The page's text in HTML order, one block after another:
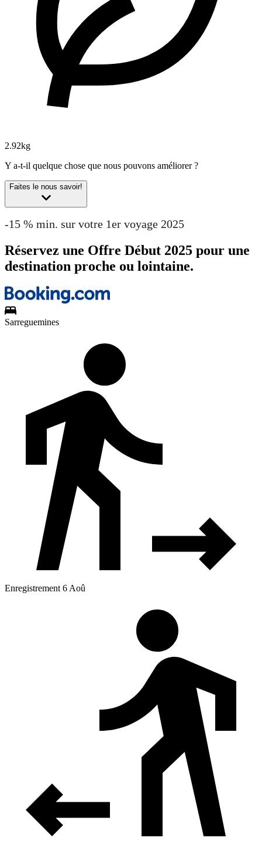
2.92kg
Y a-t-il quelque chose que nous pouvons améliorer ?
Faites le nous savoir!
-15 % min. sur votre 1er voyage 2025
Réservez une Offre Début 2025 pour une
destination proche ou lointaine.
Sarreguemines
Enregistrement 6 Aoû